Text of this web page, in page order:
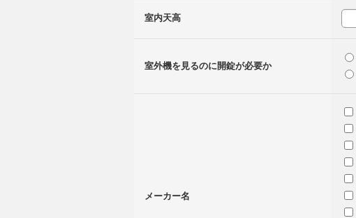
室内天高
室外機を見るのに開錠が必要か
メーカー名